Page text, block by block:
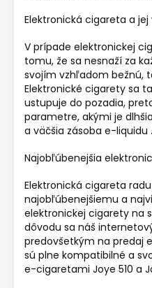
Elektronická cigareta a jej
V prípade elektronickej
tomu, že sa nesnaží za
svojím vzhľadom bežnú,
Elektronické cigarety sa
ustupuje do pozadia,
parametre, akými je
a väčšia zásoba e-liquidu .
Najobľúbenejšia
Elektronická cigareta
najobľúbenejšiemu a
elektronickej cigarety na
dôvodu sa náš
predovšetkým na predaj
sú plne kompatibilné a
e-cigaretami Joye 510 a